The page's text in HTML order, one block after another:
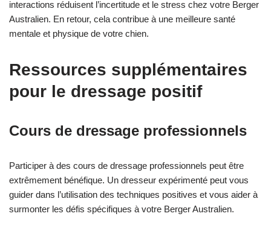
interactions réduisent l’incertitude et le stress chez votre Berger
Australien. En retour, cela contribue à une meilleure santé
mentale et physique de votre chien.
Ressources supplémentaires
pour le dressage positif
Cours de dressage professionnels
Participer à des cours de dressage professionnels peut être
extrêmement bénéfique. Un dresseur expérimenté peut vous
guider dans l’utilisation des techniques positives et vous aider à
surmonter les défis spécifiques à votre Berger Australien.